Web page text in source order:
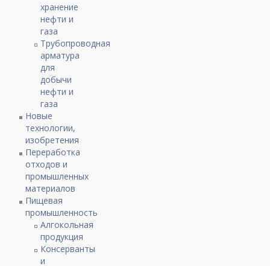
хранение
нефти и
газа
Трубопроводная
арматура
для
добычи
нефти и
газа
Новые
технологии,
изобретения
Переработка
отходов и
промышленных
материалов
Пищевая
промышленность
Алгокольная
продукция
Консерванты
и